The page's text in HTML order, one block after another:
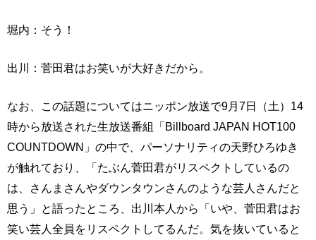
堀内：そう！
出川：菅田君はお笑いが大好きだから。
なお、この話題についてはニッポン放送で9月7日（土）14
時から放送された生放送番組「Billboard JAPAN HOT100
COUNTDOWN」の中で、パーソナリティの天野ひろゆき
が触れており、「たぶん菅田君がリスペクトしているの
は、さんまさんやダウンタウンさんのような芸人さんだと
思う」と語ったところ、出川本人から「いや、菅田君はお
笑い芸人全員をリスペクトしてるんだ。気を抜いていると